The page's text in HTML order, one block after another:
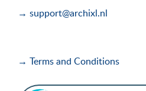
→ support@archixl.nl
→ Terms and Conditions